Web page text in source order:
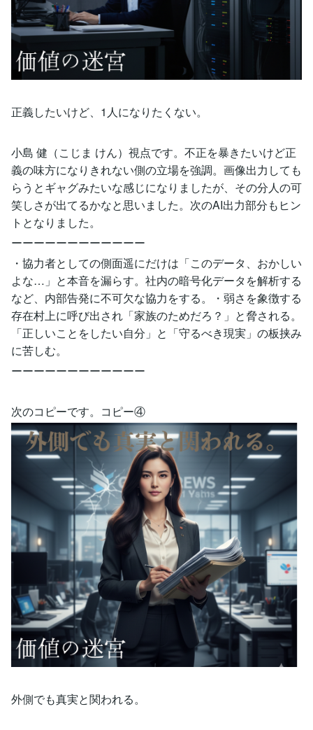
正義したいけど、1人になりたくない。
小島 健（こじま けん）視点です。不正を暴きたいけど正
義の味方になりきれない側の立場を強調。画像出力しても
らうとギャグみたいな感じになりましたが、その分人の可
笑しさが出てるかなと思いました。次のAI出力部分もヒン
トとなりました。
ーーーーーーーーーーーー
・協力者としての側面遥にだけは「このデータ、おかしい
よな…」と本音を漏らす。社内の暗号化データを解析する
など、内部告発に不可欠な協力をする。・弱さを象徴する
存在村上に呼び出され「家族のためだろ？」と脅される。
「正しいことをしたい自分」と「守るべき現実」の板挟み
に苦しむ。
ーーーーーーーーーーーー
次のコピーです。コピー④
外側でも真実と関われる。